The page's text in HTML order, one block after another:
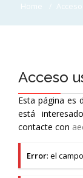
Home
Acceso
Esta página es
está
contacte con
Error: el